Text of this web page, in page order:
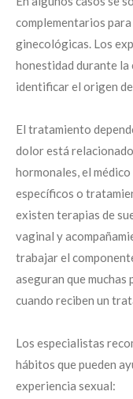
complementarios
ginecológicas. Los
honestidad durante la
identificar el origen
El tratamiento
dolor está
hormonales, el
específicos o
existen terapias de
vaginal y
trabajar el
aseguran que
cuando reciben un
Los especialistas
hábitos que pueden
experiencia sexual: